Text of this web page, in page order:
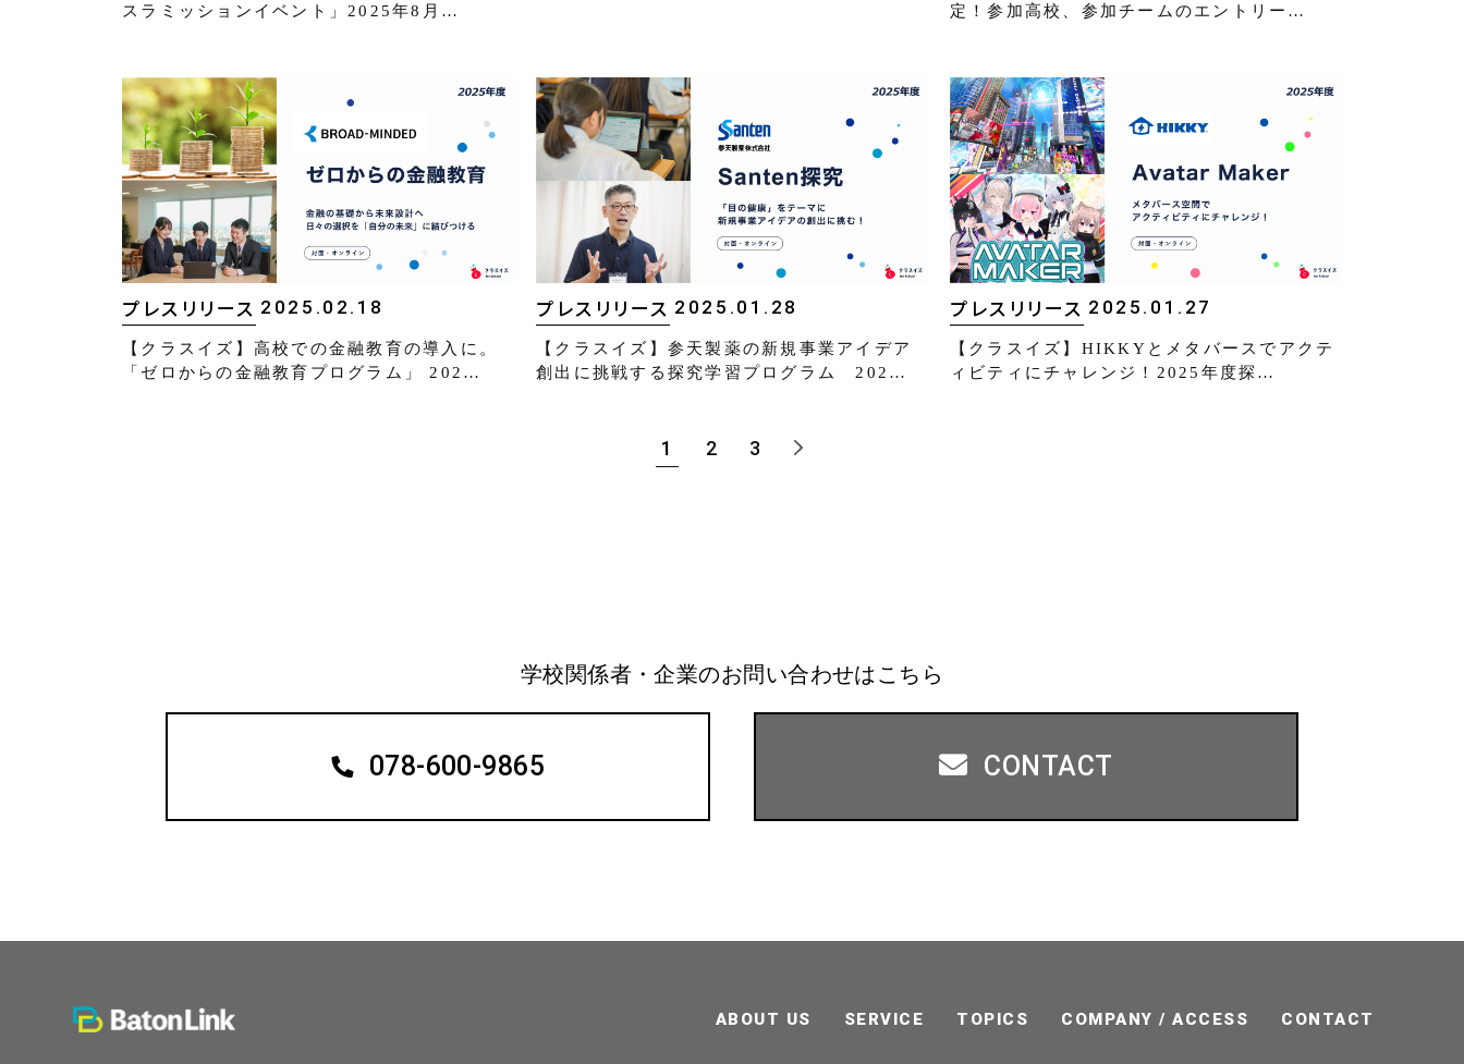
スラミッションイベント」2025年8月…
定！参加高校、参加チームのエントリー…
プレスリリース 2025.02.18
【クラスイズ】高校での金融教育の導入に。
「ゼロからの金融教育プログラム」 202…
プレスリリース 2025.01.28
【クラスイズ】参天製薬の新規事業アイデア
創出に挑戦する探究学習プログラム 202…
プレスリリース 2025.01.27
【クラスイズ】HIKKYとメタバースでアクテ
ィビティにチャレンジ！2025年度探…
1 2 3
学校関係者・企業のお問い合わせはこちら
078-600-9865 CONTACT
ABOUT US SERVICE TOPICS COMPANY / ACCESS CONTACT